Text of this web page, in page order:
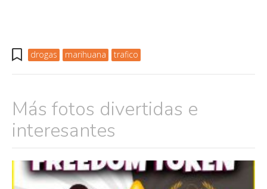
drogas marihuana trafico
Más fotos divertidas e
interesantes